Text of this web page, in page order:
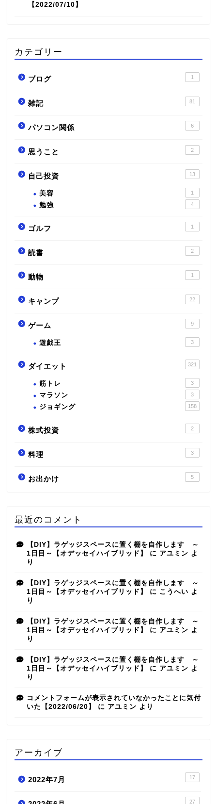
【2022/07/10】
カテゴリー
ブログ 1
雑記 81
パソコン関係 6
思うこと 2
自己投資 13
美容 1
勉強 4
ゴルフ 1
読書 2
動物 1
キャンプ 22
ゲーム 9
遊戯王 3
ダイエット 321
筋トレ 3
マラソン 3
ジョギング 158
株式投資 2
料理 3
お出かけ 5
最近のコメント
【DIY】ラゲッジスペースに置く棚を自作します ～
1日目～【オデッセイハイブリッド】
に アユミン よ
り
【DIY】ラゲッジスペースに置く棚を自作します ～
1日目～【オデッセイハイブリッド】
に こうへい よ
り
【DIY】ラゲッジスペースに置く棚を自作します ～
1日目～【オデッセイハイブリッド】
に アユミン よ
り
【DIY】ラゲッジスペースに置く棚を自作します ～
1日目～【オデッセイハイブリッド】
に アユミン よ
り
コメントフォームが表示されていなかったことに気付
いた【2022/06/20】
に アユミン より
アーカイブ
2022年7月 17
27